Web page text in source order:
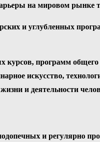
на мировом рынке
и углубленных
курсов, программ
искусство,
и деятельности
и регулярно